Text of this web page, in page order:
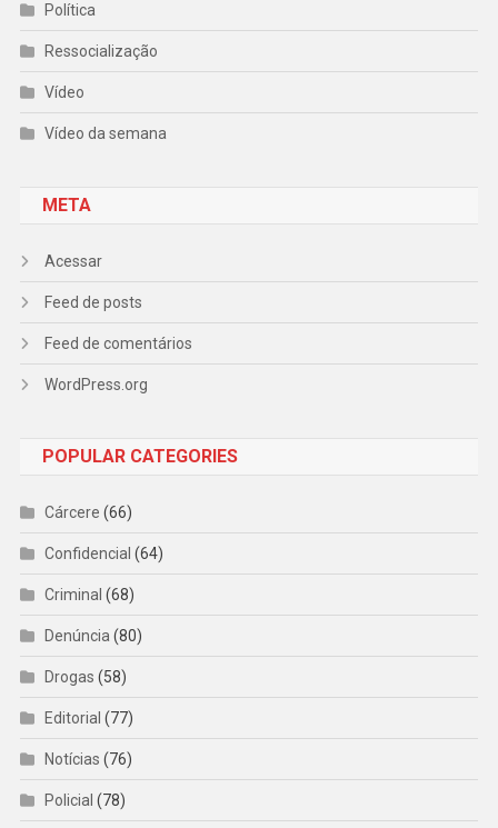
Política
Ressocialização
Vídeo
Vídeo da semana
META
Acessar
Feed de posts
Feed de comentários
WordPress.org
POPULAR CATEGORIES
Cárcere (66)
Confidencial (64)
Criminal (68)
Denúncia(80)
Drogas (58)
Editorial (77)
Notícias (76)
Policial (78)